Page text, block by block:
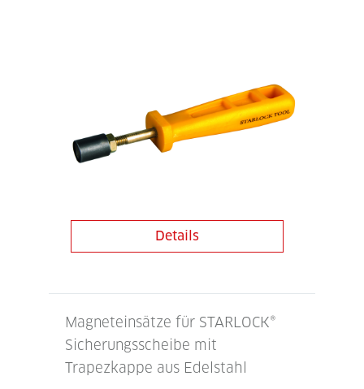
Details
Magneteinsätze für STARLOCK®
Sicherungsscheibe mit
Trapezkappe aus Edelstahl